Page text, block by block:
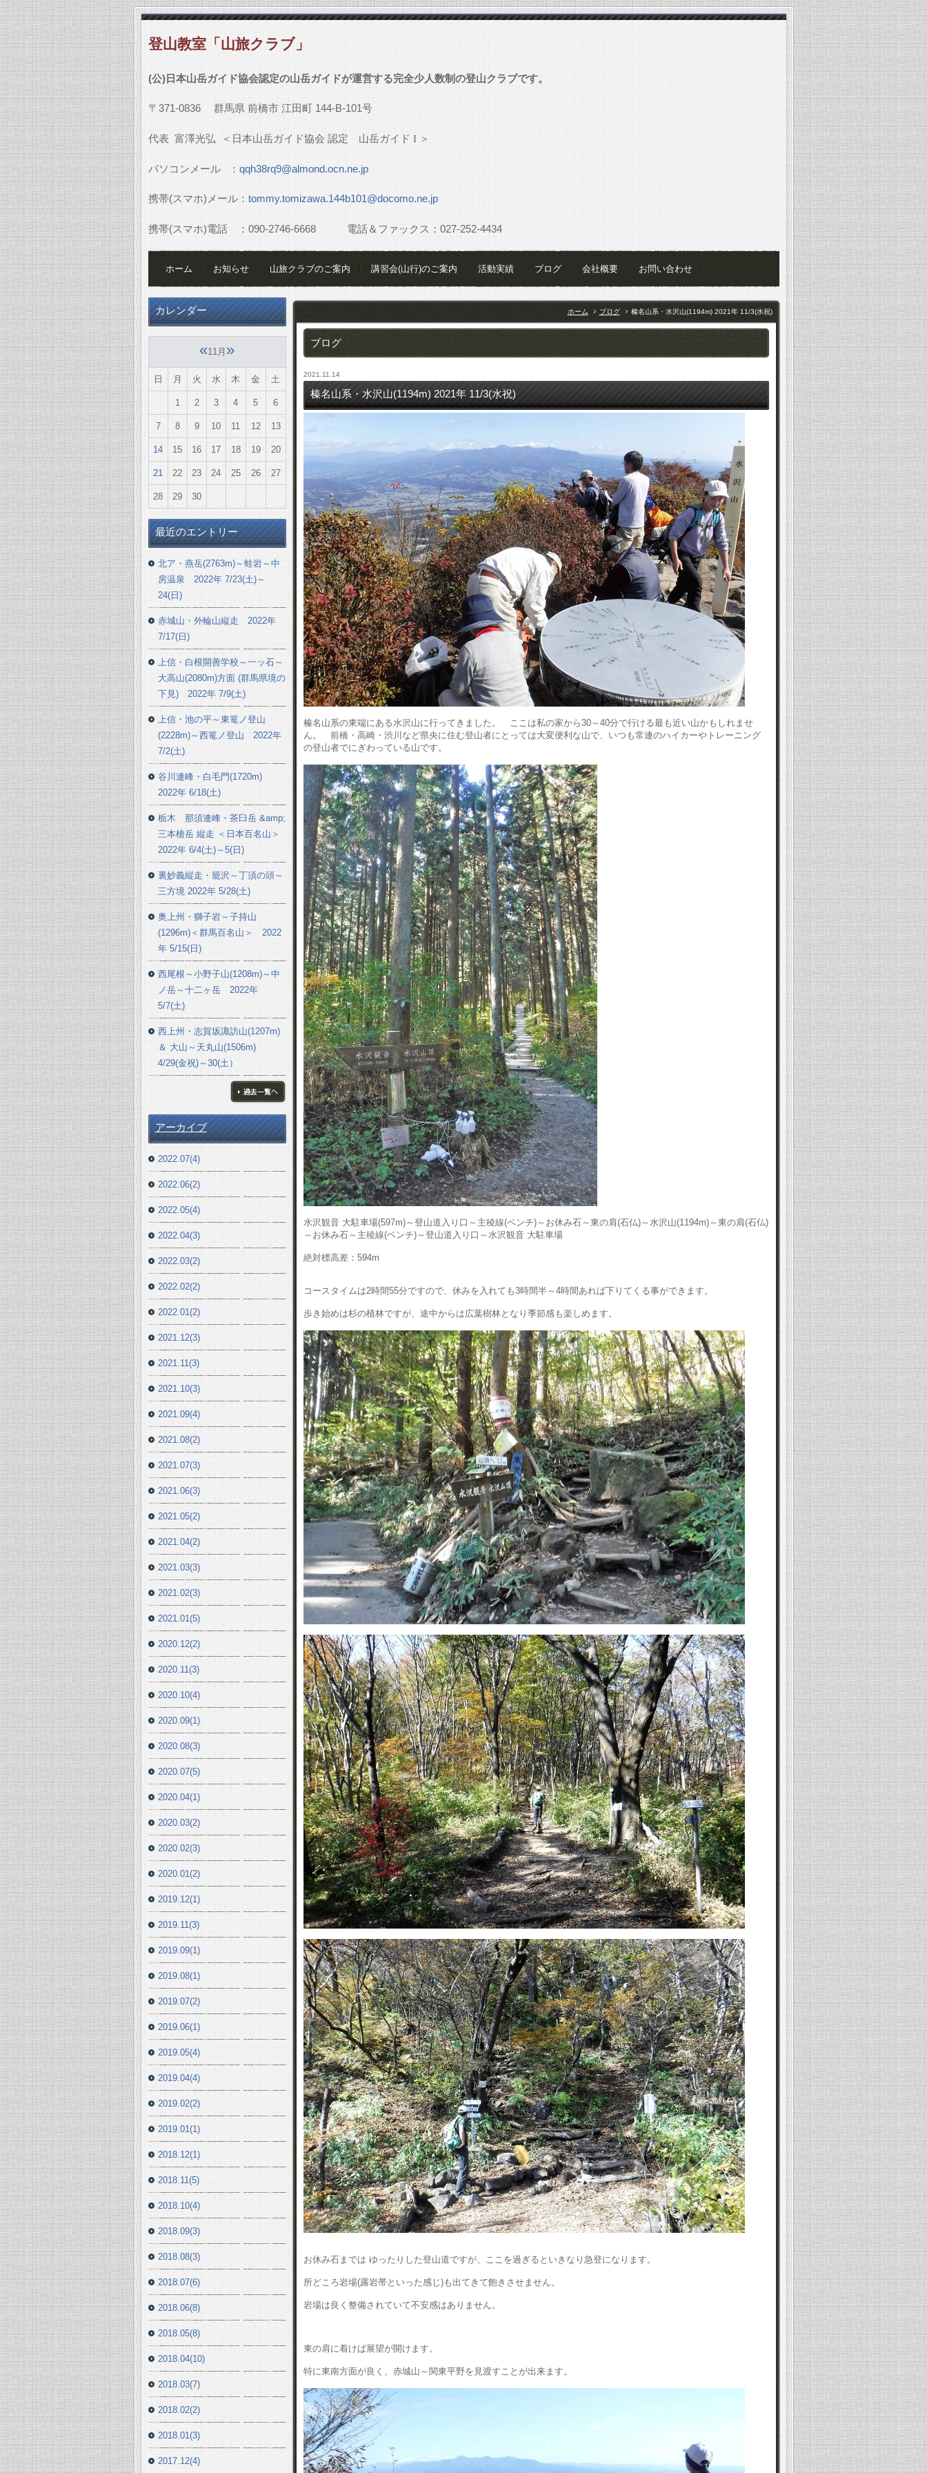
登山教室「山旅クラブ」
(公)日本山岳ガイド協会認定の山岳ガイドが運営する完全少人数制の登山クラブです。
〒 371-0836 群馬県 前橋市 江田町 144-B-101号
代表 富澤光弘 ＜日本山岳ガイド協会 認定 山岳ガイド I ＞
パソコンメール ： qqh38rq9@almond.ocn.ne.jp
携帯(スマホ)メール： tommy.tomizawa.144b101@docomo.ne.jp
携帯(スマホ)電話 ： 090-2746-6668電話＆ファックス： 027-252-4434
ホーム お知らせ 山旅クラブのご案内 講習会(山行)のご案内 活動実績 ブログ 会社概要 お問い合わせ
ホーム ブログ 榛名山系・水沢山(1194m) 2021年 11/3(水祝)
ブログ
2021.11.14
榛名山系・水沢山(1194m) 2021年 11/3(水祝)
榛名山系の東端にある水沢山に行ってきました。 ここは私の家から30～40分で行ける最も近い山かもしれませ
ん。 前橋・高崎・渋川など県央に住む登山者にとっては大変便利な山で、いつも常連のハイカーやトレーニング
の登山者でにぎわっている山です。
水沢観音 大駐車場(597m)～登山道入り口～主稜線(ベンチ)～お休み石～東の肩(石仏)～水沢山(1194m)～東の肩(石仏)
～お休み石～主稜線(ベンチ)～登山道入り口～水沢観音 大駐車場
絶対標高差：594m
コースタイムは2時間55分ですので、休みを入れても3時間半～4時間あれば下りてくる事ができます。
歩き始めは杉の植林ですが、途中からは広葉樹林となり季節感も楽しめます。
お休み石までは ゆったりした登山道ですが、ここを過ぎるといきなり急登になります。
所どころ岩場(露岩帯といった感じ)も出てきて飽きさせません。
岩場は良く整備されていて不安感はありません。
東の肩に着けば展望が開けます。
特に東南方面が良く、赤城山～関東平野を見渡すことが出来ます。
カレンダー
«11月 »
日 月 火 水 木 金 土
1 2 3 4 5 6
7 8 9 10 11 12 13
14 15 16 17 18 19 20
21 22 23 24 25 26 27
28 29 30
最近のエントリー
北ア・燕岳(2763m)～蛙岩～中
房温泉 2022年 7/23(土)～
24(日)
赤城山・外輪山縦走 2022年
7/17(日)
上信・白根開善学校～一ッ石～
大高山(2080m)方面 (群馬県境の
下見) 2022年 7/9(土)
上信・池の平～東篭ノ登山
(2228m)～西篭ノ登山 2022年
7/2(土)
谷川連峰・白毛門(1720m)
2022年 6/18(土)
栃木 那須連峰・茶臼岳 &amp;
三本槍岳 縦走 ＜日本百名山＞
2022年 6/4(土)～5(日)
裏妙義縦走・籠沢～丁須の頭～
三方境 2022年 5/28(土)
奥上州・獅子岩～子持山
(1296m)＜群馬百名山＞ 2022
年 5/15(日)
西尾根～小野子山(1208m)～中
ノ岳～十二ヶ岳 2022年
5/7(土)
西上州・志賀坂諏訪山(1207m)
＆ 大山～天丸山(1506m)
4/29(金祝)～30(土）
アーカイブ
2022.07(4)
2022.06(2)
2022.05(4)
2022.04(3)
2022.03(2)
2022.02(2)
2022.01(2)
2021.12(3)
2021.11(3)
2021.10(3)
2021.09(4)
2021.08(2)
2021.07(3)
2021.06(3)
2021.05(2)
2021.04(2)
2021.03(3)
2021.02(3)
2021.01(5)
2020.12(2)
2020.11(3)
2020.10(4)
2020.09(1)
2020.08(3)
2020.07(5)
2020.04(1)
2020.03(2)
2020.02(3)
2020.01(2)
2019.12(1)
2019.11(3)
2019.09(1)
2019.08(1)
2019.07(2)
2019.06(1)
2019.05(4)
2019.04(4)
2019.02(2)
2019.01(1)
2018.12(1)
2018.11(5)
2018.10(4)
2018.09(3)
2018.08(3)
2018.07(6)
2018.06(8)
2018.05(8)
2018.04(10)
2018.03(7)
2018.02(2)
2018.01(3)
2017.12(4)